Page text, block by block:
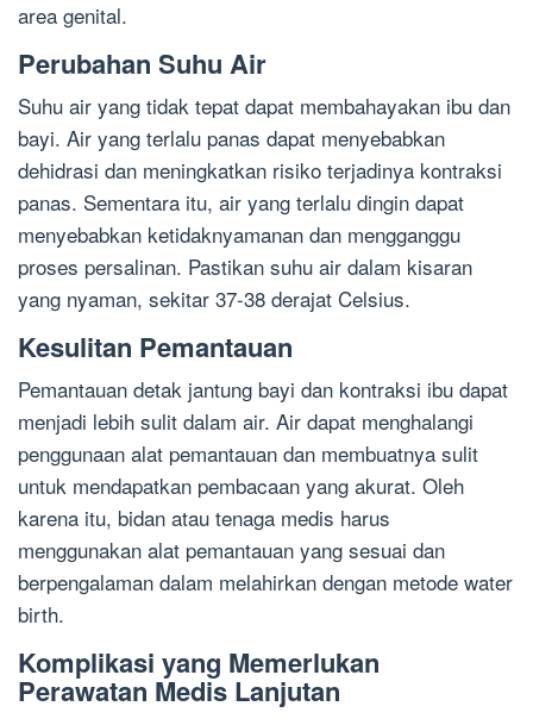
area genital.
Perubahan Suhu Air
Suhu air yang tidak tepat dapat membahayakan ibu dan
bayi. Air yang terlalu panas dapat menyebabkan
dehidrasi dan meningkatkan risiko terjadinya kontraksi
panas. Sementara itu, air yang terlalu dingin dapat
menyebabkan ketidaknyamanan dan mengganggu
proses persalinan. Pastikan suhu air dalam kisaran
yang nyaman, sekitar 37-38 derajat Celsius.
Kesulitan Pemantauan
Pemantauan detak jantung bayi dan kontraksi ibu dapat
menjadi lebih sulit dalam air. Air dapat menghalangi
penggunaan alat pemantauan dan membuatnya sulit
untuk mendapatkan pembacaan yang akurat. Oleh
karena itu, bidan atau tenaga medis harus
menggunakan alat pemantauan yang sesuai dan
berpengalaman dalam melahirkan dengan metode water
birth.
Komplikasi yang Memerlukan
Perawatan Medis Lanjutan